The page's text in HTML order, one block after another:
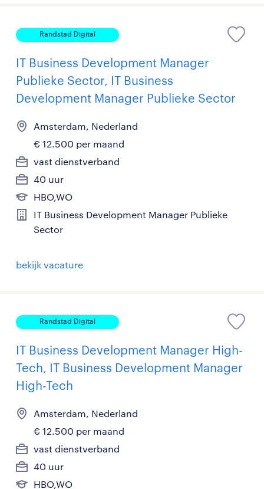
Randstad Digital
IT Business Development Manager
Publieke Sector, IT Business
Development Manager Publieke Sector
Amsterdam, Nederland
€ 12.500 per maand
vast dienstverband
40 uur
HBO,WO
IT Business Development Manager Publieke
Sector
bekijk vacature
Randstad Digital
IT Business Development Manager High-
Tech, IT Business Development Manager
High-Tech
Amsterdam, Nederland
€ 12.500 per maand
vast dienstverband
40 uur
HBO,WO